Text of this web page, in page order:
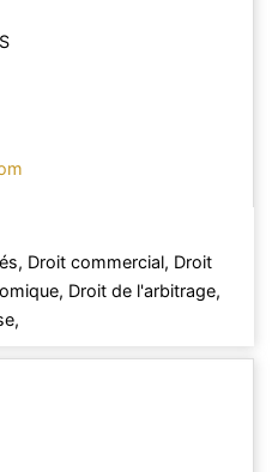
Droit commercial, Droit
Droit de l'arbitrage,